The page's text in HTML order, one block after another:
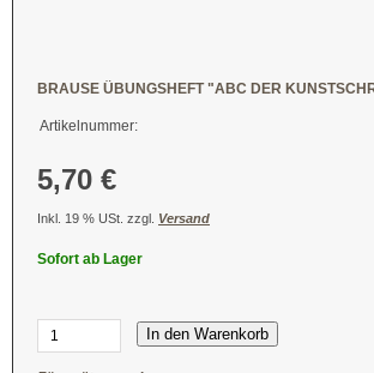
BRAUSE ÜBUNGSHEFT "ABC DER
Artikelnummer:
5,70 €
Inkl. 19 % USt. zzgl. Versand
Sofort ab Lager
In den Warenkorb